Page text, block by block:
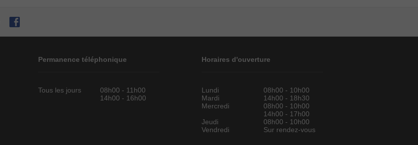
Horaires d'ouverture
Lundi
08h00 - 10h00
Mardi
14h00 - 18h30
Mercredi
08h00 - 10h00
14h00 - 17h00
Jeudi
08h00 - 10h00
Vendredi
Sur rendez-vous
Permanence téléphonique
Tous les jours
08h00 - 11h00
14h00 - 16h00